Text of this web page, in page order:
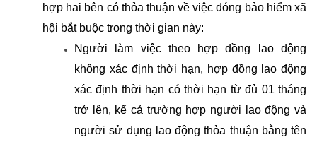
hợp hai bên có thỏa thuận về việc đóng bảo hiểm xã
hội bắt buộc trong thời gian này:
Người làm việc theo hợp đồng lao động
không xác định thời hạn, hợp đồng lao động
xác định thời hạn có thời hạn từ đủ 01 tháng
trở lên, kể cả trường hợp người lao động và
người sử dụng lao động thỏa thuận bằng tên